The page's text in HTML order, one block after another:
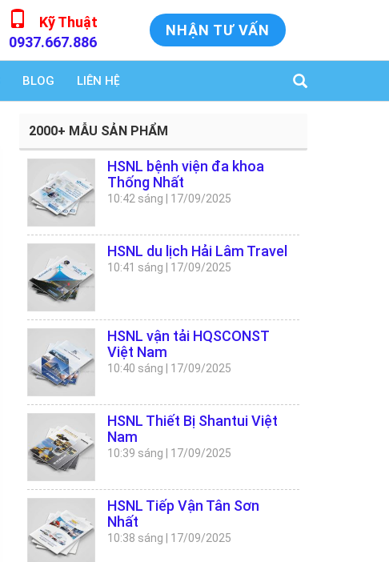
Kỹ Thuật
0937.667.886
NHẬN TƯ VẤN
BLOG LIÊN HỆ
2000+ MẪU SẢN PHẨM
HSNL bệnh viện đa khoa
Thống Nhất
10:42 sáng 17/09/2025
HSNL du lịch Hải Lâm Travel
10:41 sáng 17/09/2025
HSNL vận tải HQSCONST
Việt Nam
10:40 sáng 17/09/2025
HSNL Thiết Bị Shantui Việt
Nam
10:39 sáng 17/09/2025
HSNL Tiếp Vận Tân Sơn
Nhất
10:38 sáng 17/09/2025